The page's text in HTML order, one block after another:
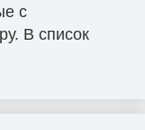
с
В список